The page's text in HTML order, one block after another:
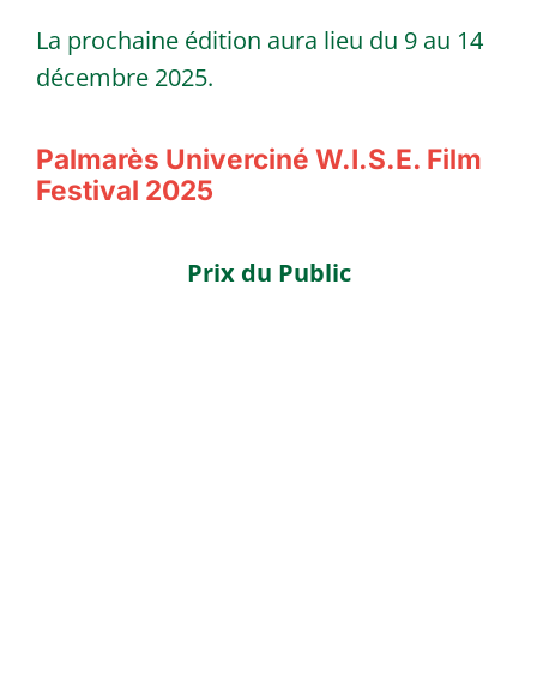
La prochaine édition aura lieu du 9 au 14
décembre 2025.
Palmarès Univerciné W.I.S.E. Film
Festival 2025
Prix du Public